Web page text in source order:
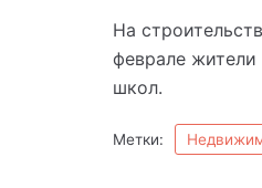
На
феврале жители
школ.
Метки: